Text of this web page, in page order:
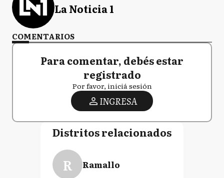
La Noticia 1
COMENTARIOS
Para comentar, debés estar
registrado
Por favor, iniciá sesión
INGRESA
Distritos relacionados
R Ramallo